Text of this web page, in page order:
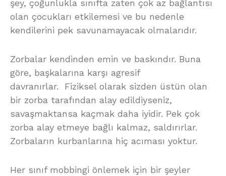
şey, çoğunlukla sınıfta zaten çok az bağlantısı
olan çocukları etkilemesi ve bu nedenle
kendilerini pek savunamayacak olmalarıdır.
Zorbalar kendinden emin ve baskındır. Buna
göre, başkalarına karşı agresif
davranırlar. Fiziksel olarak sizden üstün olan
bir zorba tarafından alay edildiyseniz,
savaşmaktansa kaçmak daha iyidir. Pek çok
zorba alay etmeye bağlı kalmaz, saldırırlar.
Zorbaların kurbanlarına hiç acıması yoktur.
Her sınıf mobbingi önlemek için bir şeyler